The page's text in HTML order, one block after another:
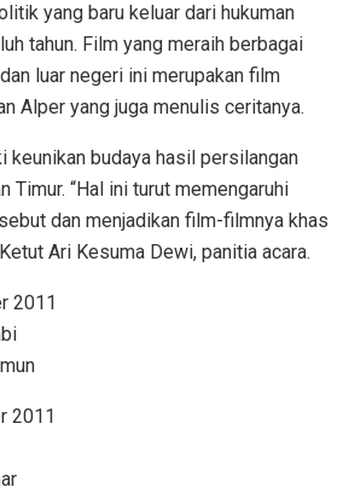
yang baru keluar dari hukuman
tahun. Film yang meraih berbagai
luar negeri ini merupakan film
Alper yang juga menulis ceritanya.
keunikan budaya hasil persilangan
Timur. “Hal ini turut memengaruhi
dan menjadikan film-filmnya khas
Ari Kesuma Dewi, panitia acara.
2011
2011